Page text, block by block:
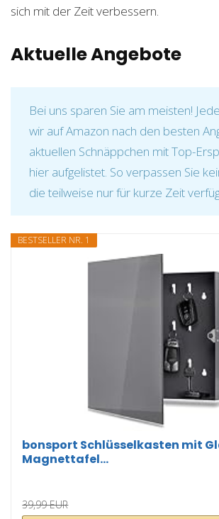
sich mit der Zeit verbessern.
Aktuelle Angebote
Bei uns sparen Sie am meisten!
wir auf Amazon nach den besten
aktuellen Schnäppchen mit Top-
hier aufgelistet. So verpassen Sie
die teilweise nur für kurze Zeit
BESTSELLER NR. 1
bonsport Schlüsselkasten mit
Magnettafel...
39,99 EUR